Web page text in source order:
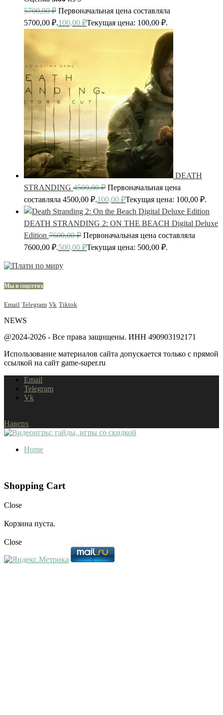
5700,00₽ Первоначальная цена составляла
5700,00 ₽.100,00 ₽Текущая цена: 100,00 ₽.
DEATH
STRANDING 4500,00₽ Первоначальная цена
составляла 4500,00 ₽.100,00 ₽Текущая цена: 100,00 ₽.
DEATH STRANDING 2: ON THE BEACH Digital Deluxe
Edition 7600,00₽ Первоначальная цена составляла
7600,00 ₽.500,00 ₽Текущая цена: 500,00 ₽.
Мы в соцсетях
Email Telegram Vk Tiktok
NEWS
@2024-2026 - Все права защищены. ИНН 490903192171
Использование материалов сайта допускается только с прямой
ссылкой на сайт game-super.ru
Email
Telegram
Vk
Наверх
Home
Shopping Cart
Close
Корзина пуста.
Close